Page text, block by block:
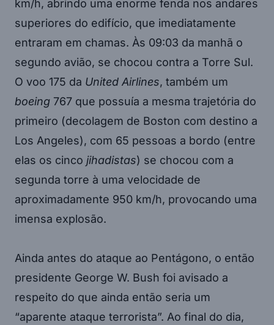
km/h, abrindo uma enorme fenda nos andares
superiores do edifício, que imediatamente
entraram em chamas. Às 09:03 da manhã o
segundo avião, se chocou contra a Torre Sul.
O voo 175 da United Airlines, também um
boeing 767 que possuía a mesma trajetória do
primeiro (decolagem de Boston com destino a
Los Angeles), com 65 pessoas a bordo (entre
elas os cinco jihadistas) se chocou com a
segunda torre à uma velocidade de
aproximadamente 950 km/h, provocando uma
imensa explosão.
Ainda antes do ataque ao Pentágono, o então
presidente George W. Bush foi avisado a
respeito do que ainda então seria um
“aparente ataque terrorista”. Ao final do dia,